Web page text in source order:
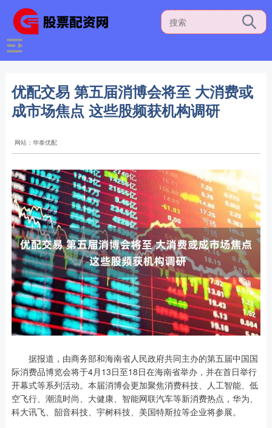
优配交易 第五届消博会将至 大消费或
成市场焦点 这些股频获机构调研
网站：华泰优配
据报道，由商务部和海南省人民政府共同主办的第五届中国国
际消费品博览会将于4月13日至18日在海南省举办，并在首日举行
开幕式等系列活动。本届消博会更加聚焦消费科技、人工智能、低
空飞行、潮流时尚、大健康、智能网联汽车等新消费热点，华为、
科大讯飞、韶音科技、宇树科技、美国特斯拉等企业将参展。